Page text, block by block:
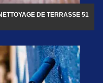
DE TERRASSE 51